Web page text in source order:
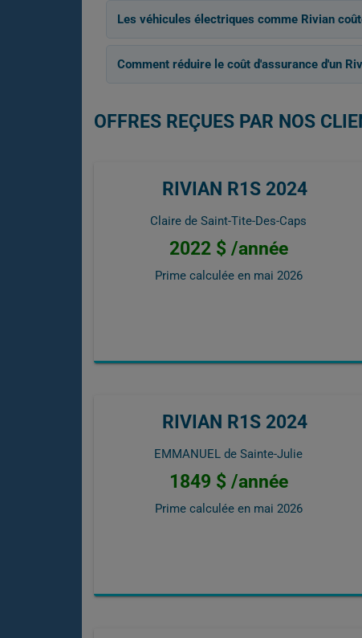
Les véhicules électriques comme Rivian
Comment réduire le coût d'assurance d'un
OFFRES REÇUES PAR NOS
RIVIAN R1S 2024
Claire de Saint-Tite-Des-Caps
2022 $ /année
Prime calculée en mai 2026
RIVIAN R1S 2024
EMMANUEL de Sainte-Julie
1849 $ /année
Prime calculée en mai 2026